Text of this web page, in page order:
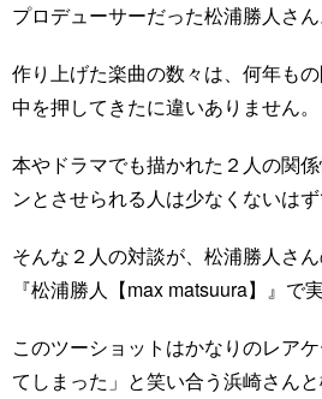
プロデューサーだった松浦勝人さん
作り上げた楽曲の数々は、何年も
中を押してきたに違いありません。
本やドラマでも描かれた２人の関
ンとさせられる人は少なくないはず
そんな２人の対談が、松浦勝人さ
『松浦勝人【max matsuura】』で
このツーショットはかなりのレア
てしまった」と笑い合う浜崎さん